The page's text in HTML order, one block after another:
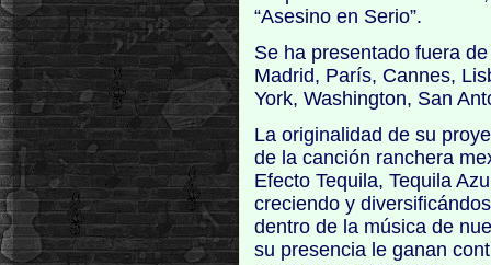
“Asesino en Serio”.
Se ha presentado fuera
Madrid, París, Cannes,
York, Washington, San
La originalidad de su
de la canción ranchera
Efecto Tequila, Tequila
creciendo y
dentro de la música de
su presencia le ganan